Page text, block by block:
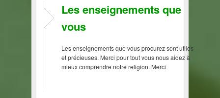
Les enseignements que
vous
Les enseignements que vous procurez sont utiles
et précieuses. Merci pour tout vous nous aidez à
mieux comprendre notre religion. Merci